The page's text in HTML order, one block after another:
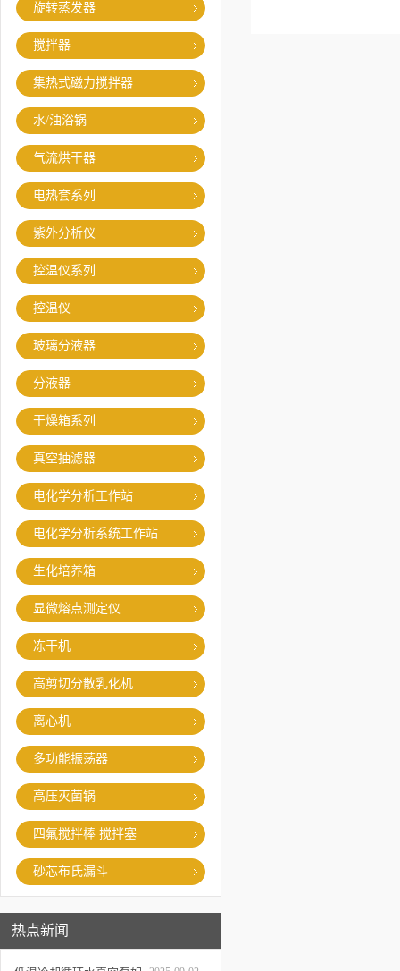
旋转蒸发器
搅拌器
集热式磁力搅拌器
水/油浴锅
气流烘干器
电热套系列
紫外分析仪
控温仪系列
控温仪
玻璃分液器
分液器
干燥箱系列
真空抽滤器
电化学分析工作站
电化学分析系统工作站
生化培养箱
显微熔点测定仪
冻干机
高剪切分散乳化机
离心机
多功能振荡器
高压灭菌锅
四氟搅拌棒 搅拌塞
砂芯布氏漏斗
热点新闻